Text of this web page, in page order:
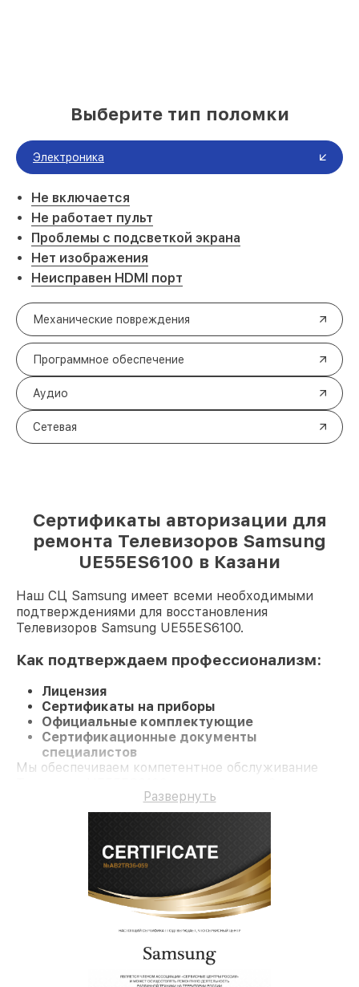
Выберите тип поломки
Электроника
Не включается
Не работает пульт
Проблемы с подсветкой экрана
Нет изображения
Неисправен HDMI порт
Механические повреждения
Программное обеспечение
Аудио
Сетевая
Сертификаты авторизации для
ремонта Телевизоров Samsung
UE55ES6100 в Казани
Наш СЦ Samsung имеет всеми необходимыми
подтверждениями для восстановления
Телевизоров Samsung UE55ES6100.
Как подтверждаем профессионализм:
Лицензия
Сертификаты на приборы
Официальные комплектующие
Сертификационные документы
специалистов
Мы обеспечиваем компетентное обслуживание
Развернуть